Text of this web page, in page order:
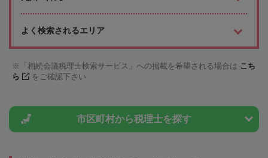
よく検索されるエリア
「相続会議税理士検索サービス」への掲載を希望される場合は こち
ら
をご確認下さい
市区町村から税理士を探す